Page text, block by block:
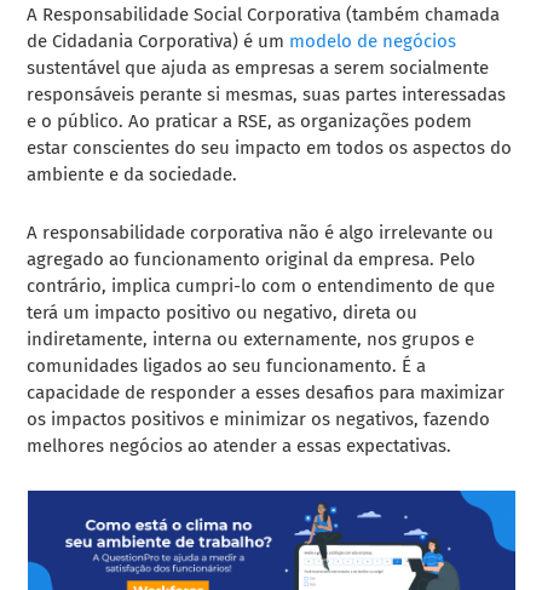
A Responsabilidade Social Corporativa (também chamada
de Cidadania Corporativa) é um modelo de negócios
sustentável que ajuda as empresas a serem socialmente
responsáveis ​​perante si mesmas, suas partes interessadas
e o público. Ao praticar a RSE, as organizações podem
estar conscientes do seu impacto em todos os aspectos do
ambiente e da sociedade.
A responsabilidade corporativa não é algo irrelevante ou
agregado ao funcionamento original da empresa. Pelo
contrário, implica cumpri-lo com o entendimento de que
terá um impacto positivo ou negativo, direta ou
indiretamente, interna ou externamente, nos grupos e
comunidades ligados ao seu funcionamento. É a
capacidade de responder a esses desafios para maximizar
os impactos positivos e minimizar os negativos, fazendo
melhores negócios ao atender a essas expectativas.